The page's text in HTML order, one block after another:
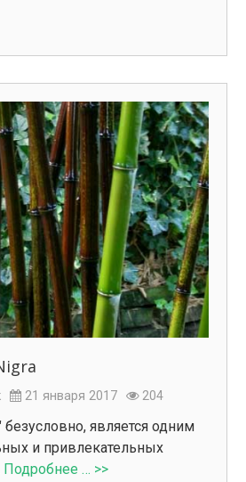
21 января 2017 204
является одним
и привлекательных
Подробнее … >>